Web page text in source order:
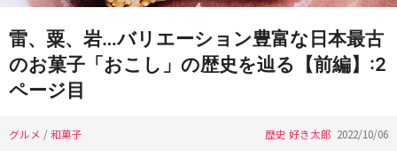
雷、粟、岩…バリエーション豊富な日本最古
のお菓子「おこし」の歴史を辿る【前編】:2
ページ目
グルメ /和菓子 歴史 好き太郎 2022/10/06